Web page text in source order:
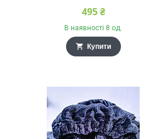
495 ₴
В наявності 8 од.
Купити